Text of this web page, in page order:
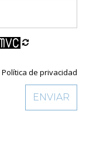
Política de privacidad